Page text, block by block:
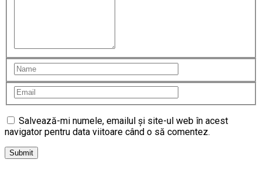
Salvează-mi numele, emailul și site-ul web în acest
navigator pentru data viitoare când o să comentez.